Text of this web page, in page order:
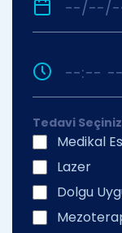
Tedavi
Medikal
Lazer
Dolgu